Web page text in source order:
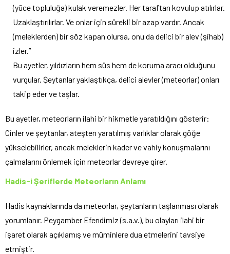
(yüce topluluğa) kulak veremezler. Her taraftan kovulup atılırlar.
Uzaklaştırılırlar. Ve onlar için sürekli bir azap vardır. Ancak
(meleklerden) bir söz kapan olursa, onu da delici bir alev (şihab)
izler.”
Bu ayetler, yıldızların hem süs hem de koruma aracı olduğunu
vurgular. Şeytanlar yaklaştıkça, delici alevler (meteorlar) onları
takip eder ve taşlar.
Bu ayetler, meteorların ilahi bir hikmetle yaratıldığını gösterir:
Cinler ve şeytanlar, ateşten yaratılmış varlıklar olarak göğe
yükselebilirler, ancak meleklerin kader ve vahiy konuşmalarını
çalmalarını önlemek için meteorlar devreye girer.
Hadis-i Şeriflerde Meteorların Anlamı
Hadis kaynaklarında da meteorlar, şeytanların taşlanması olarak
yorumlanır. Peygamber Efendimiz (s.a.v.), bu olayları ilahi bir
işaret olarak açıklamış ve müminlere dua etmelerini tavsiye
etmiştir.